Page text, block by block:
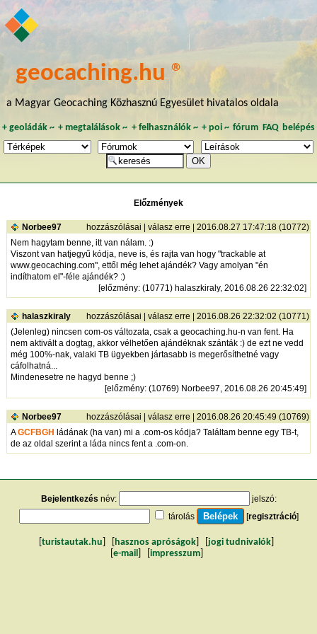
geocaching.hu ®
a Magyar Geocaching Közhasznú Egyesület hivatalos oldala
+ geoládák~ +megtalálások ~ + felhasználók~ + poi~ fórum FAQ belépés
Előzmények
Norbee97 hozzászólásai | válasz erre | 2016.08.27 17:47:18 (10772)
Nem hagytam benne, itt van nálam. :)
Viszont van hatjegyű kódja, neve is, és rajta van hogy "trackable at
www.geocaching.com", ettől még lehet ajándék? Vagy amolyan "én
indíthatom el"-féle ajándék? :)
[előzmény: (10771) halaszkiraly, 2016.08.26 22:32:02]
halaszkiraly hozzászólásai | válasz erre | 2016.08.26 22:32:02 (10771)
(Jelenleg) nincsen com-os változata, csak a geocaching.hu-n van fent. Ha
nem aktivált a dogtag, akkor vélhetően ajándéknak szánták :) de ezt ne vedd
még 100%-nak, valaki TB ügyekben jártasabb is megerősíthetné vagy
cáfolhatná...
Mindenesetre ne hagyd benne ;)
[előzmény: (10769) Norbee97, 2016.08.26 20:45:49]
Norbee97 hozzászólásai | válasz erre | 2016.08.26 20:45:49 (10769)
AGCFBGH ládának (ha van) mi a .com-os kódja? Találtam benne egy TB-t,
de az oldal szerint a láda nincs fent a .com-on.
Bejelentkezés név:
jelszó:
tárolás
[regisztráció]
turistautak.hu hasznos apróságok jogi tudnivalók
e-mail impresszum]